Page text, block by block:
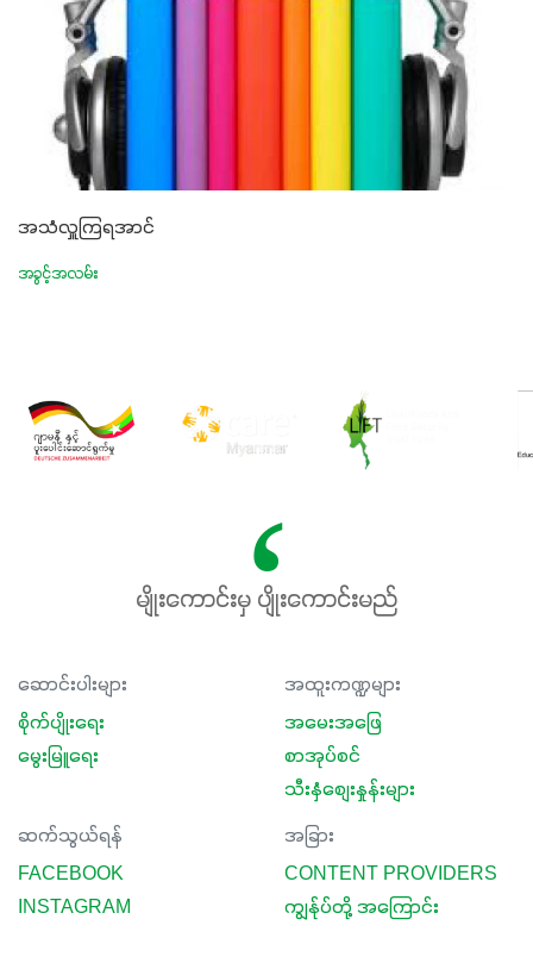
အသံလှူကြရအာင်
အခွင့်အလမ်း
မျိုးကောင်းမှ ပျိုးကောင်းမည်
ဆောင်းပါးများ
စိုက်ပျိုးရေး
မွေးမြူရေး
အထူးကဏ္ဍများ
အမေးအဖြေ
စာအုပ်စင်
သီးနှံစျေးနှုန်းများ
ဆက်သွယ်ရန်
FACEBOOK
INSTAGRAM
အခြား
CONTENT PROVIDERS
ကျွန်ုပ်တို့ အကြောင်း